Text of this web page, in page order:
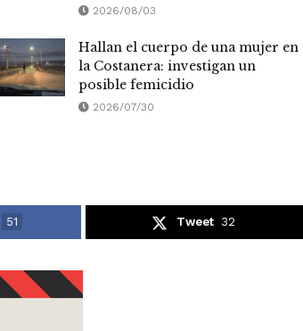
2026/08/03
Hallan el cuerpo de una mujer en
la Costanera: investigan un
posible femicidio
2026/07/30
51 Tweet 32